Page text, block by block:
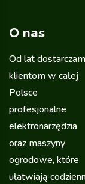
O nas
Od lat
klientom w całej
Polsce
profesjonalne
elektronarzędzia
oraz maszyny
ogrodowe, które
ułatwiają